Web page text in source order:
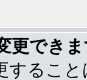
更でき
するこ